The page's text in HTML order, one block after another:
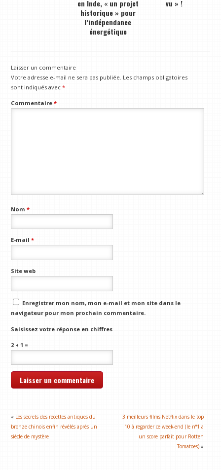
en Inde, « un projet
historique » pour
l’indépendance
énergétique
vu » !
Laisser un commentaire
Votre adresse e-mail ne sera pas publiée. Les champs obligatoires
sont indiqués avec*
Commentaire*
Nom*
E-mail*
Site web
Enregistrer mon nom, mon e-mail et mon site dans le
navigateur pour mon prochain commentaire.
Saisissez votre réponse en chiffres
2 + 1 =
« Les secrets des recettes antiques du
bronze chinois enfin révélés après un
siècle de mystère
3 meilleurs films Netflix dans le top
10 à regarder ce week-end (le n°1 a
un score parfait pour Rotten
Tomatoes) »